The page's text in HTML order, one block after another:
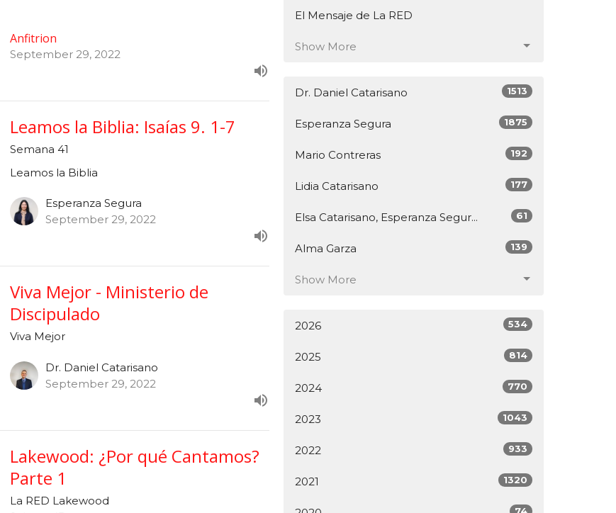
Anfitrion
September 29, 2022
Leamos la Biblia: Isaías 9. 1-7
Semana 41
Leamos la Biblia
Esperanza Segura
September 29, 2022
Viva Mejor - Ministerio de
Discipulado
Viva Mejor
Dr. Daniel Catarisano
September 29, 2022
Lakewood: ¿Por qué Cantamos?
Parte 1
La RED Lakewood
El Mensaje de La RED
Show More
Dr. Daniel Catarisano 1513
Esperanza Segura 1875
Mario Contreras 192
Lidia Catarisano 177
Elsa Catarisano, Esperanza Segur... 61
Alma Garza 139
Show More
2026 534
2025 814
2024 770
2023 1043
2022 933
2021 1320
74